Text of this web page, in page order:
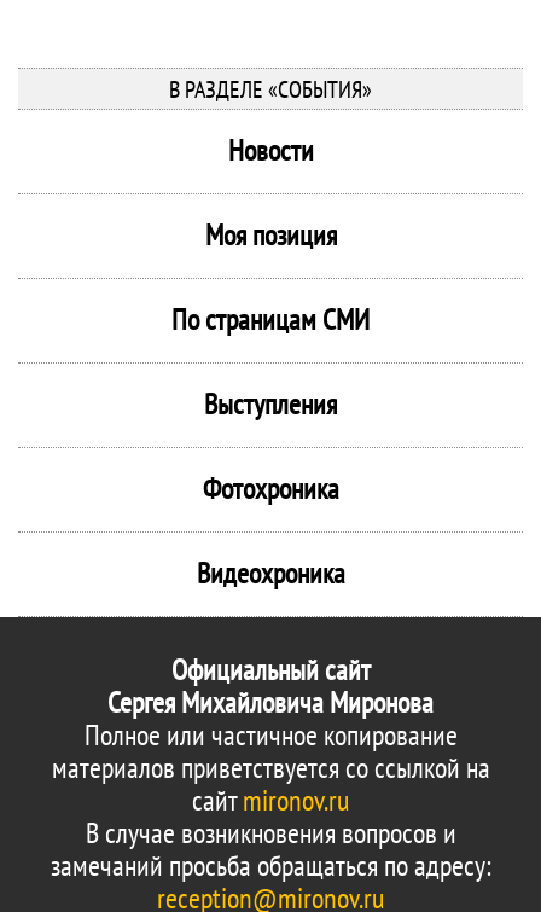
В РАЗДЕЛЕ «СОБЫТИЯ»
Новости
Моя позиция
По страницам СМИ
Выступления
Фотохроника
Видеохроника
Официальный сайт
Сергея Михайловича Миронова
Полное или частичное копирование
материалов приветствуется со ссылкой на
сайтmironov.ru
В случае возникновения вопросов и
замечаний просьба обращаться по адресу:
reception@mironov.ru